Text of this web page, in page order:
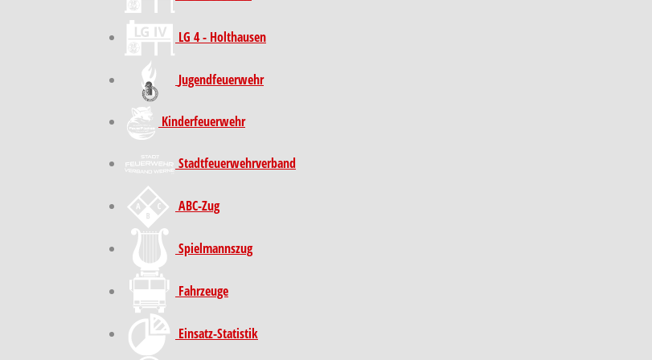
LG 4 - Holthausen
Jugendfeuerwehr
Kinder­feuer­wehr
Stadt­feuer­wehr­verband
ABC-Zug
Spielmannszug
Fahrzeuge
Einsatz-Statistik